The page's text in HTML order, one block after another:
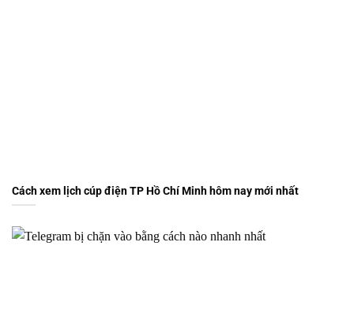
Cách xem lịch cúp điện TP Hồ Chí Minh hôm nay mới nhất